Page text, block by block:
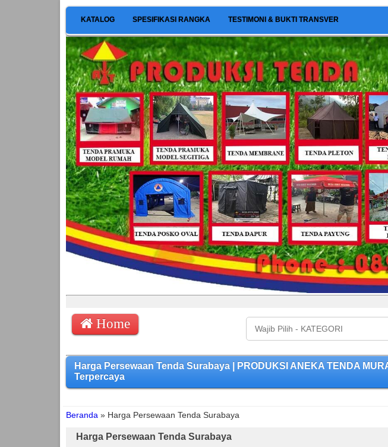
KATALOG SPESIFIKASI RANGKA TESTIMONI & BUKTI TRANSVER
Home
Harga Persewaan Tenda Surabaya | PRODUKSI ANEKA TENDA
Terpercaya
Beranda » Harga Persewaan Tenda Surabaya
Harga Persewaan Tenda Surabaya